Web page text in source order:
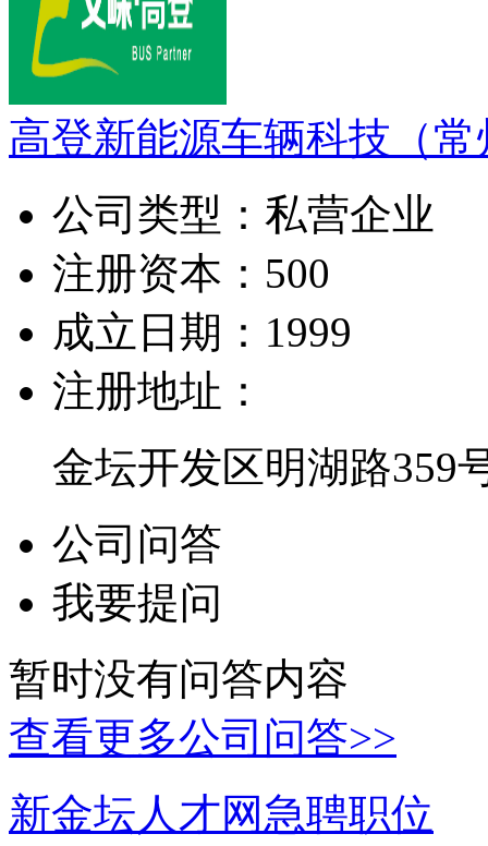
高登新能源车辆科技（
公司类型： 私营企业
注册资本： 500
成立日期： 1999
注册地址：
金坛开发区明湖路359
公司问答
我要提问
暂时没有问答内容
查看更多公司问答>>
新金坛人才网急聘职位